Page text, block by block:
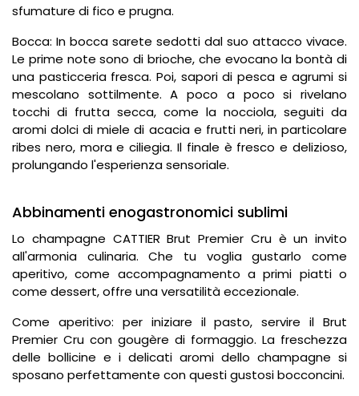
sfumature di fico e prugna.
Bocca: In bocca sarete sedotti dal suo attacco vivace.
Le prime note sono di brioche, che evocano la bontà di
una pasticceria fresca. Poi, sapori di pesca e agrumi si
mescolano sottilmente. A poco a poco si rivelano
tocchi di frutta secca, come la nocciola, seguiti da
aromi dolci di miele di acacia e frutti neri, in particolare
ribes nero, mora e ciliegia. Il finale è fresco e delizioso,
prolungando l'esperienza sensoriale.
Abbinamenti enogastronomici sublimi
Lo champagne CATTIER Brut Premier Cru è un invito
all'armonia culinaria. Che tu voglia gustarlo come
aperitivo, come accompagnamento a primi piatti o
come dessert, offre una versatilità eccezionale.
Come aperitivo: per iniziare il pasto, servire il Brut
Premier Cru con gougère di formaggio. La freschezza
delle bollicine e i delicati aromi dello champagne si
sposano perfettamente con questi gustosi bocconcini.